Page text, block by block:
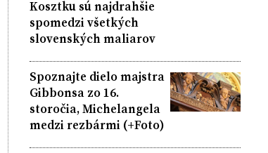
Kosztku sú najdrahšie
spomedzi všetkých
slovenských maliarov
Spoznajte dielo majstra
Gibbonsa zo 16.
storočia, Michelangela
medzi rezbármi (+Foto)